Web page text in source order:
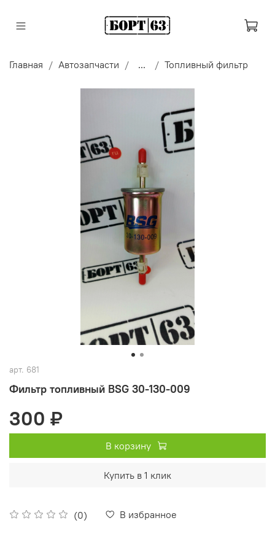
Главная Автозапчасти ... Топливный фильтр
арт. 681
Фильтр топливный BSG 30-130-009
(0) В избранное
300 ₽
В корзину
Купить в 1 клик